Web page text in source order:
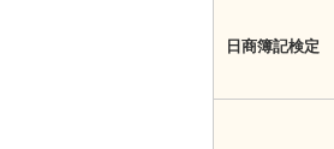
日商簿記検定